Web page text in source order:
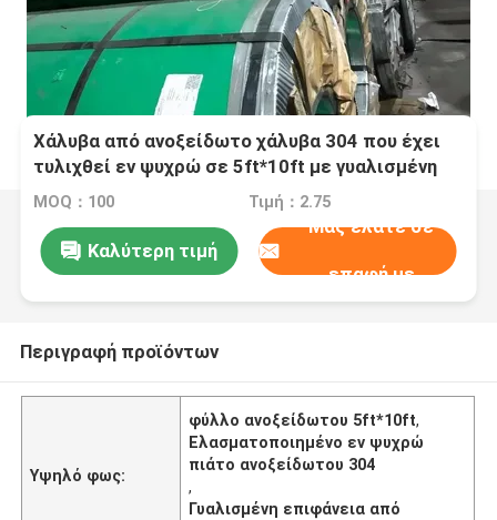
Χάλυβα από ανοξείδωτο χάλυβα 304 που έχει
τυλιχθεί εν ψυχρώ σε 5ft*10ft με γυαλισμένη
επιφάνεια για βιομηχανικές εφαρμογές
MOQ：100 Τιμή：2.75
Καλύτερη τιμή
Μας ελάτε σε
επαφή με
Περιγραφή προϊόντων
Υψηλό φως:
φύλλο ανοξείδωτου 5ft*10ft,
Ελασματοποιημένο εν ψυχρώ
πιάτο ανοξείδωτου 304
,
Γυαλισμένη επιφάνεια από